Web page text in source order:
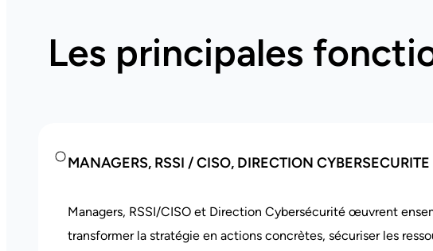
Les principales
MANAGERS, RSSI / CISO, DIRECTION CYBERSECURITE
Managers, RSSI/CISO et Direction Cybersécurité œuvrent
transformer la stratégie en actions concrètes, sécuriser les